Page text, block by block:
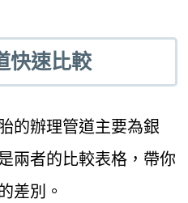
快速比較
的辦理管道主要為銀
兩者的比較表格，帶你
差別。